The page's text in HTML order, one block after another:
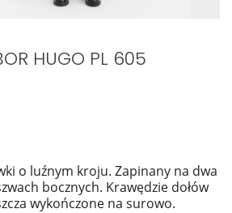
HUGO PL 605
o luźnym kroju. Zapinany na dwa
bocznych. Krawędzie dołów
wykończone na surowo.